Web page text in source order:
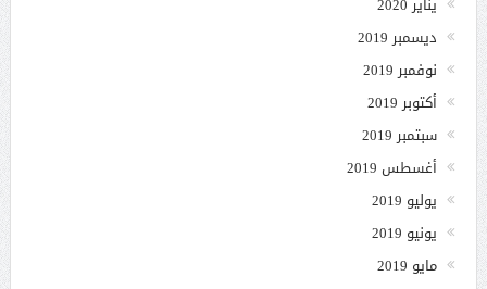
ديسمبر 2019
نوفمبر 2019
أكتوبر 2019
سبتمبر 2019
أغسطس 2019
يوليو 2019
يونيو 2019
مايو 2019